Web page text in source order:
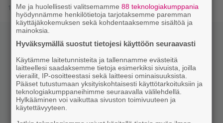
16.3.2015 20:15
Me ja huolellisesti valitsemamme88 teknologiakumppania
hyödynnämme henkilötietoja tarjotaksemme paremman
käyttäjäkokemuksen sekä kohdentaaksemme sisältöä ja
mainoksia.
Hyväksymällä suostut tietojesi käyttöön seuraavasti
Käytämme laitetunnisteita ja tallennamme evästeitä
laitteellesi saadaksemme tietoja esimerkiksi sivuista, joilla
vierailit, IP-osoitteestasi sekä laitteesi ominaisuuksista.
Pääset tutustumaan yksityiskohtaisesti käyttötarkoituksiin ja
teknologiakumppaneihimme seuraavalla välilehdellä.
Hylkääminen voi vaikuttaa sivuston toimivuuteen ja
käytettävyyteen.